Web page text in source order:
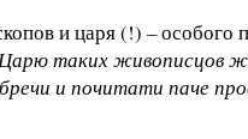
и царя (!) – особого
таких живописцов
и почитати паче